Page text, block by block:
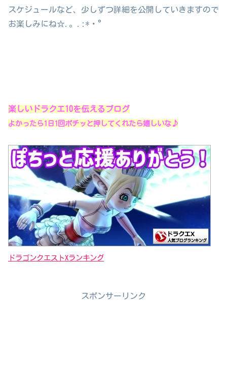
スケジュールなど、少しずつ詳細を公開していきますので
お楽しみにね☆.。.:*・°
楽しいドラクエ10を伝えるブログ
よかったら1日1回ポチッと押してくれたら嬉しいな♪
ドラゴンクエストXランキング
スポンサーリンク